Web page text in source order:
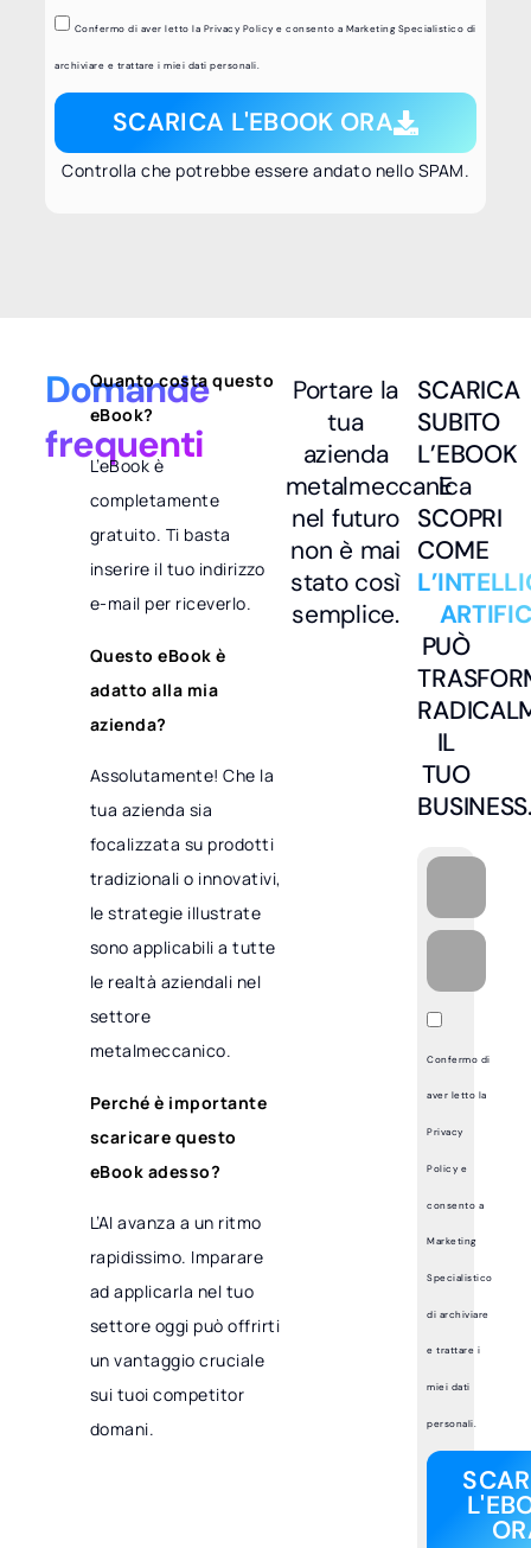
Confermo di aver letto la Privacy Policy e consento a Marketing Specialistico di
archiviare e trattare i miei dati personali.
SCARICA L'EBOOK ORA
Controlla che potrebbe essere andato nello SPAM.
Domande
frequenti
Quanto costa questo
eBook?
L’eBook è
completamente
gratuito. Ti basta
inserire il tuo indirizzo
e-mail per riceverlo.
Questo eBook è
adatto alla mia
azienda?
Assolutamente! Che la
tua azienda sia
focalizzata su prodotti
tradizionali o innovativi,
le strategie illustrate
sono applicabili a tutte
le realtà aziendali nel
settore
metalmeccanico.
Perché è importante
scaricare questo
eBook adesso?
L’AI avanza a un ritmo
rapidissimo. Imparare
ad applicarla nel tuo
settore oggi può offrirti
un vantaggio cruciale
sui tuoi competitor
domani.
Portare la
tua
azienda
metalmeccanica
nel futuro
non è mai
stato così
semplice.
SCARICA
SUBITO
L’EBOOK
E
SCOPRI
COME
PUÒ
IL
TUO
Confermo di
aver letto la
Privacy
Policy e
consento a
Marketing
Specialistico
di archiviare
e trattare i
miei dati
personali.